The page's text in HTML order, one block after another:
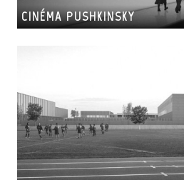
CINÉMA PUSHKINSKY